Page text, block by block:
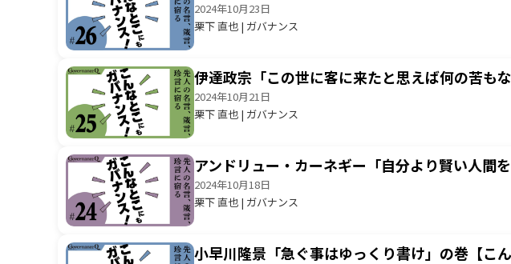
2024年10月23日
栗下 直也 | ガバナンス
伊達政宗「この世に客に来たと思えば何の苦も
2024年10月21日
栗下 直也 | ガバナンス
アンドリュー・カーネギー「自分より賢い人間
2024年10月18日
栗下 直也 | ガバナンス
小早川隆景「急ぐ事はゆっくり書け」の巻【こ